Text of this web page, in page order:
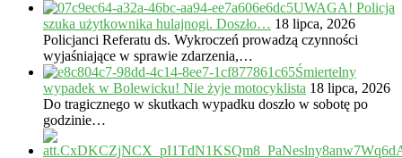
UWAGA! Policja
szuka użytkownika hulajnogi. Doszło… 18 lipca, 2026
Policjanci Referatu ds. Wykroczeń prowadzą czynności
wyjaśniające w sprawie zdarzenia,…
Śmiertelny
wypadek w Bolewicku! Nie żyje motocyklista 18 lipca, 2026
Do tragicznego w skutkach wypadku doszło w sobotę po
godzinie…